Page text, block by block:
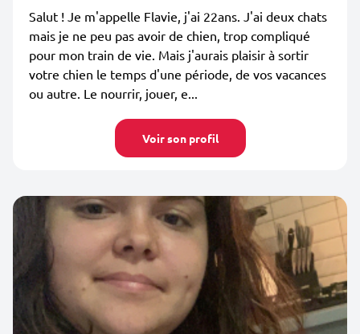
Salut ! Je m'appelle Flavie, j'ai 22ans. J'ai deux chats
mais je ne peu pas avoir de chien, trop compliqué
pour mon train de vie. Mais j'aurais plaisir à sortir
votre chien le temps d'une période, de vos vacances
ou autre. Le nourrir, jouer, e...
Voir son profil